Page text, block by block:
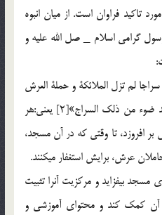
تاکید فراوان است. از میان انبوه
گرامی اسلام _ صل الله علیه و
لم تزل الملائکة و حملة العرش
یستغفرون له ما دام فی ذلک المسجد ضوء من ذلک السراج‏»[2] یعنی:هر
افروزد، تا وقتی که در آن مسجد،
عرش، برایش استغفار می‏کنند.
بیفزاید و مرکزیت آنرا تثبیت
کمک کند و محتوای آموزشی و